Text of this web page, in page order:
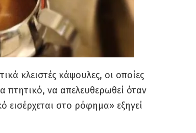
κλειστές κάψουλες, οι οποίες
πτητικό, να απελευθερωθεί όταν
εισέρχεται στο ρόφημα» εξηγεί